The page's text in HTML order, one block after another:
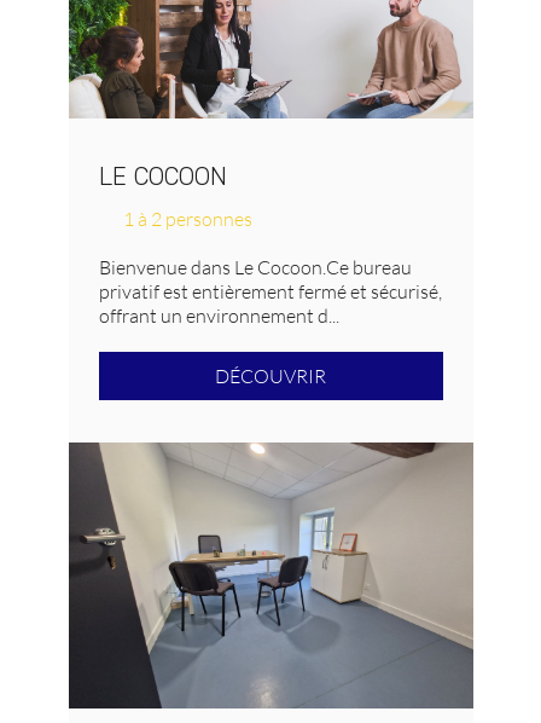
LE COCOON
1 à 2 personnes
Bienvenue dans Le Cocoon.Ce bureau
privatif est entièrement fermé et sécurisé,
offrant un environnement d...
DÉCOUVRIR